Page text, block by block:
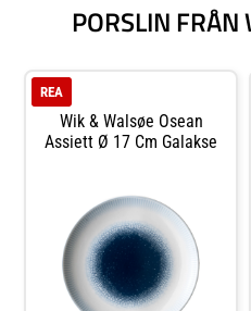
PORSLIN
Wik & Walsøe Osean
Assiett Ø 17 Cm Galakse
REA